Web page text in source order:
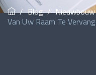
/Blog/Nieuwbouw
Van Uw Raam Te